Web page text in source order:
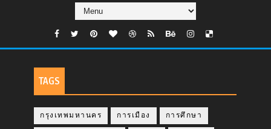
TAGS
กรุงเทพมหานคร การเมือง การศึกษา